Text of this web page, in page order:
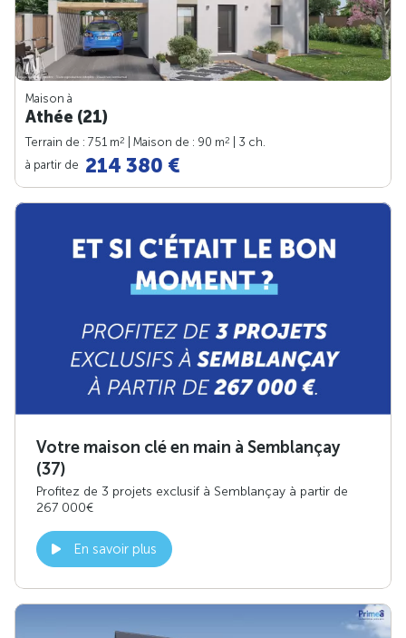
Maison à
Athée (21)
Terrain de : 751 m2 | Maison de : 90 m2
| 3 ch.
à partir de 214 380 €
Votre maison clé en main à Semblançay
(37)
Profitez de 3 projets exclusif à Semblançay à partir de
267 000€
En savoir plus